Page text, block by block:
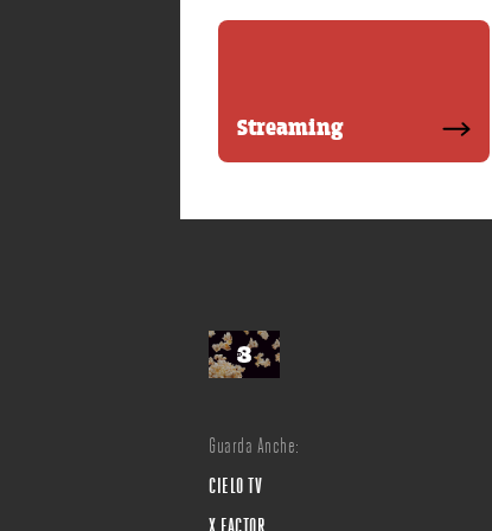
Streaming
Guarda Anche:
CIELO TV
X FACTOR